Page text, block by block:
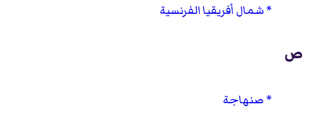
شمال أفريقيا الفرنسية
ص
صنهاجة